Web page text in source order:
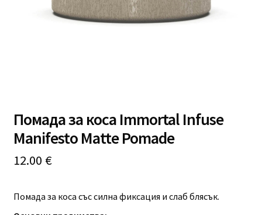
Професионално оборудване
Помада за коса Immortal Infuse
Manifesto Matte Pomade
12.00 €
Помада за коса със силна фиксация и слаб блясък.